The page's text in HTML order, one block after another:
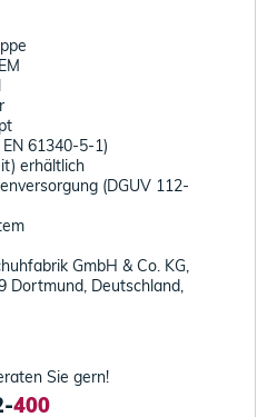
61340-5-1)
erhältlich
(DGUV 112-
GmbH & Co. KG,
Dortmund, Deutschland,
Sie gern!
400